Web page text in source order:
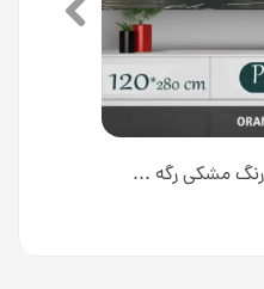
دیوارپوش ماربل شیت رنگ مشکی رگه سفید کد PC355 [انبار تهران]